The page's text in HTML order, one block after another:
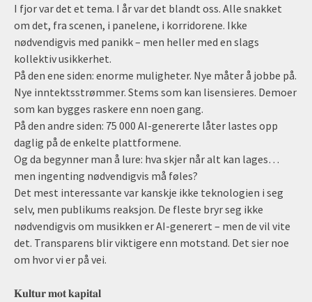
I fjor var det et tema. I år var det blandt oss. Alle snakket
om det, fra scenen, i panelene, i korridorene. Ikke
nødvendigvis med panikk – men heller med en slags
kollektiv usikkerhet.
På den ene siden: enorme muligheter. Nye måter å jobbe på.
Nye inntektsstrømmer. Stems som kan lisensieres. Demoer
som kan bygges raskere enn noen gang.
På den andre siden: 75 000 AI-genererte låter lastes opp
daglig på de enkelte plattformene.
Og da begynner man å lure: hva skjer når alt kan lages…
men ingenting nødvendigvis må føles?
Det mest interessante var kanskje ikke teknologien i seg
selv, men publikums reaksjon. De fleste bryr seg ikke
nødvendigvis om musikken er AI-generert – men de vil vite
det. Transparens blir viktigere enn motstand. Det sier noe
om hvor vi er på vei.
𝐊𝐮𝐥𝐭𝐮𝐫 𝐦𝐨𝐭 𝐤𝐚𝐩𝐢𝐭𝐚𝐥